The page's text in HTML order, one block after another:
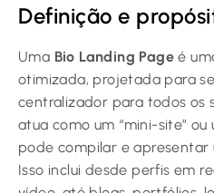
Definição e
Uma Bio Landing Page é
otimizada, projetada para
centralizador para todos os
atua como um “mini-site” ou
pode compilar e apresentar
Isso inclui desde perfis em